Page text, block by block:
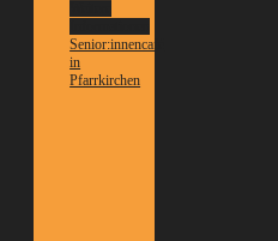
Senior:innencafé
in
Pfarrkirchen